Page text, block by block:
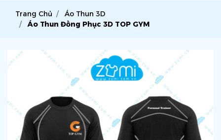
Trang Chủ
Áo Thun 3D
Áo Thun Đồng Phục 3D TOP GYM